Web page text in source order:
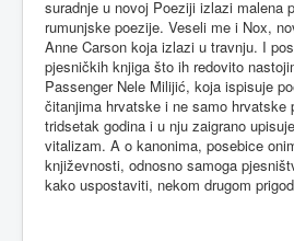
suradnje u novoj Poeziji izlazi malena
rumunjske poezije. Veseli me i Nox,
Anne Carson koja izlazi u travnju. I
pjesničkih knjiga što ih redovito
Passenger Nele Milijić, koja ispisuje
čitanjima hrvatske i ne samo hrvatske
tridsetak godina i u nju zaigrano
vitalizam. A o kanonima, posebice
književnosti, odnosno samoga
kako uspostaviti, nekom drugom